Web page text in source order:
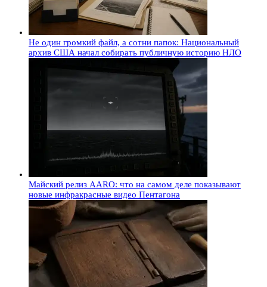
Не один громкий файл, а сотни папок: Национальный
архив США начал собирать публичную историю НЛО
Майский релиз AARO: что на самом деле показывают
новые инфракрасные видео Пентагона